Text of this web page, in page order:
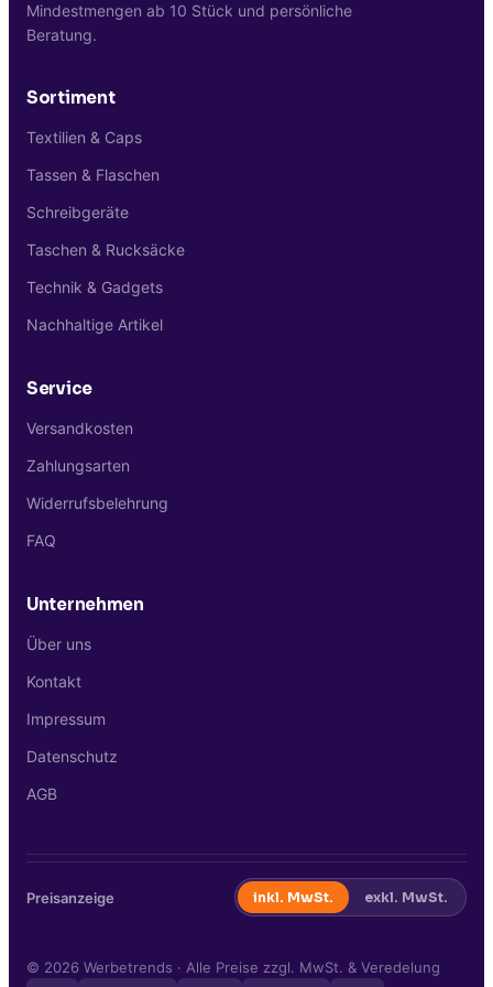
Mindestmengen ab 10 Stück und persönliche
Beratung.
Sortiment
Textilien & Caps
Tassen & Flaschen
Schreibgeräte
Taschen & Rucksäcke
Technik & Gadgets
Nachhaltige Artikel
Service
Versandkosten
Zahlungsarten
Widerrufsbelehrung
FAQ
Unternehmen
Über uns
Kontakt
Impressum
Datenschutz
AGB
Preisanzeige inkl. MwSt. exkl. MwSt.
© 2026 Werbetrends · Alle Preise zzgl. MwSt. & Veredelung